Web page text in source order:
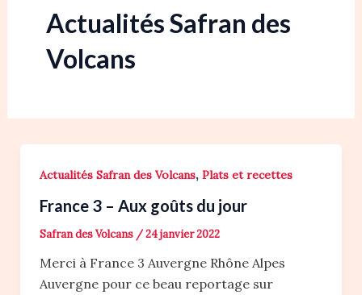
Actualités Safran des
Volcans
Actualités Safran des Volcans, Plats et recettes
France 3 – Aux goûts du jour
Safran des Volcans /24 janvier 2022
Merci à France 3 Auvergne Rhône Alpes
Auvergne pour ce beau reportage sur